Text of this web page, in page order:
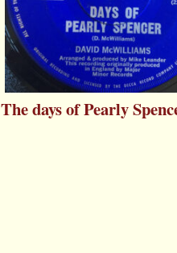
The days of Pearly